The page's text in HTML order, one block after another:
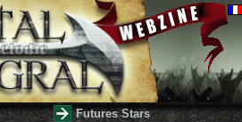
Futures Stars